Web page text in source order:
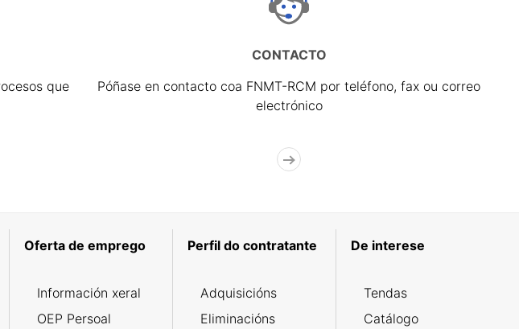
que
CONTACTO
Póñase en contacto coa FNMT-RCM por teléfono, fax ou correo
electrónico
Oferta de emprego
Información xeral
OEP Persoal
Perfil do contratante
Adquisicións
Eliminacións
De interese
Tendas
Catálogo